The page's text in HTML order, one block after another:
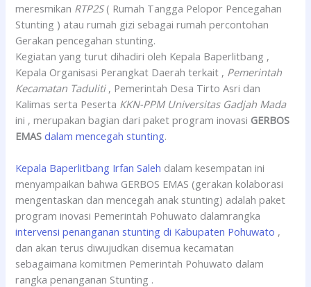
meresmikan RTP2S( Rumah Tangga Pelopor Pencegahan
Stunting ) atau rumah gizi sebagai rumah percontohan
Gerakan pencegahan stunting.
Kegiatan yang turut dihadiri oleh Kepala Baperlitbang ,
Kepala Organisasi Perangkat Daerah terkait , Pemerintah
Kecamatan Taduliti, Pemerintah Desa Tirto Asri dan
Kalimas serta Peserta KKN-PPM Universitas Gadjah Mada
ini , merupakan bagian dari paket program inovasi GERBOS
EMASdalam mencegah stunting.
Kepala Baperlitbang Irfan Saleh dalam kesempatan ini
menyampaikan bahwa GERBOS EMAS (gerakan kolaborasi
mengentaskan dan mencegah anak stunting) adalah paket
program inovasi Pemerintah Pohuwato dalamrangka
intervensi penanganan stunting di Kabupaten Pohuwato ,
dan akan terus diwujudkan disemua kecamatan
sebagaimana komitmen Pemerintah Pohuwato dalam
rangka penanganan Stunting .